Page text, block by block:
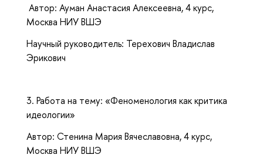
Автор: Ауман Анастасия Алексеевна, 4 курс,
Москва НИУ ВШЭ
Научный руководитель: Терехович Владислав
Эрикович
3. Работа на тему: «Феноменология как критика
идеологии»
Автор: Стенина Мария Вячеславовна, 4 курс,
Москва НИУ ВШЭ